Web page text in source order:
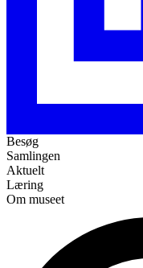
Besøg
Samlingen
Aktuelt
Læring
Om museet